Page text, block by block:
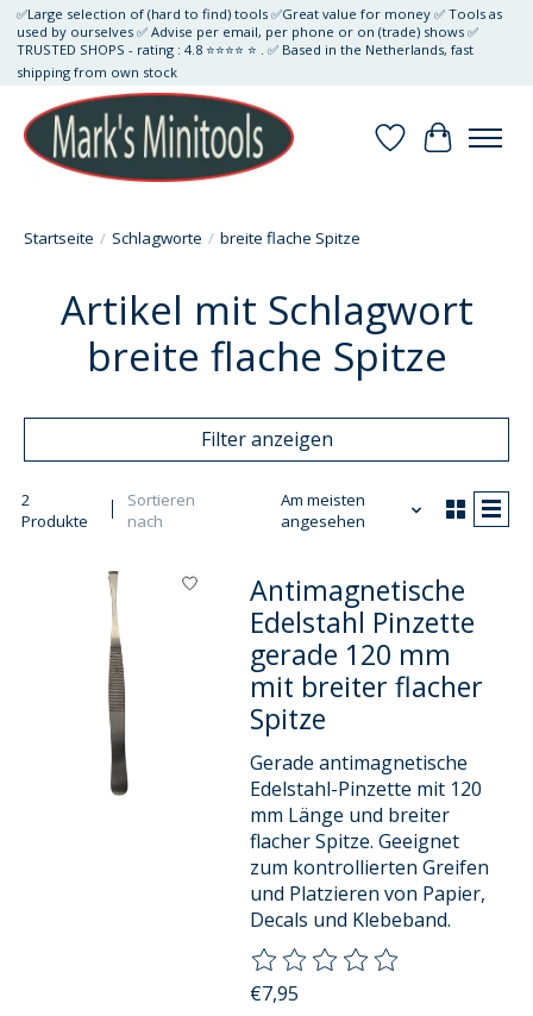
✅Large selection of (hard to find) tools ✅Great value for money ✅ Tools as
used by ourselves ✅ Advise per email, per phone or on (trade) shows ✅
TRUSTED SHOPS - rating : 4.8 ⭐⭐⭐⭐ ⭐ . ✅ Based in the Netherlands, fast
shipping from own stock
Wunschzettel
Ihr
Startseite / Schlagworte / breite flache Spitze
Artikel mit Schlagwort
breite flache Spitze
Filter anzeigen
2
Produkte
Sortieren
nach
Am meisten
angesehen
Antimagnetische
Edelstahl Pinzette
gerade 120 mm
mit breiter flacher
Spitze
Gerade antimagnetische
Edelstahl-Pinzette mit 120
mm Länge und breiter
flacher Spitze. Geeignet
zum kontrollierten Greifen
und Platzieren von Papier,
Decals und Klebeband.
Die Bewertung dieses
€7,95